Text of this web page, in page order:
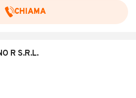
CHIAMA
R S.R.L.